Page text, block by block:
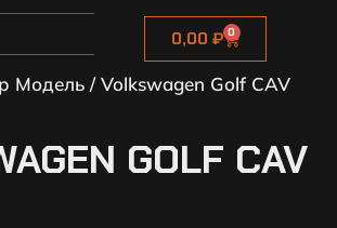
0,00 ₽ 0
Модель / Volkswagen Golf CAV
GOLF CAV